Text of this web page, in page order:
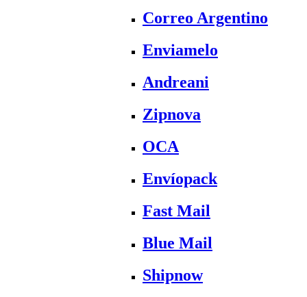
Correo Argentino
Enviamelo
Andreani
Zipnova
OCA
Envíopack
Fast Mail
Blue Mail
Shipnow